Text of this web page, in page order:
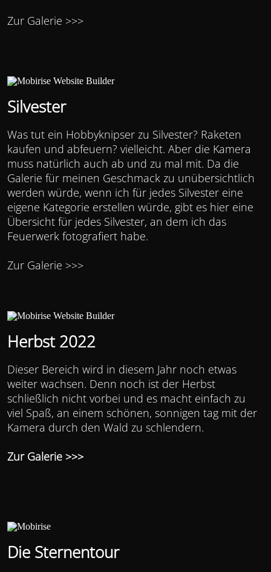
Zur Galerie >>>
Silvester
Was tut ein Hobbyknipser zu Silvester? Raketen
kaufen und abfeuern? vielleicht. Aber die Kamera
muss natürlich auch ab und zu mal mit. Da die
Galerie für meinen Geschmack zu unübersichtlich
werden würde, wenn ich für jedes Silvester eine
eigene Kategorie erstellen würde, gibt es hier eine
Übersicht für jedes Silvester, an dem ich das
Feuerwerk fotografiert habe.
Zur Galerie >>>
Herbst 2022
Dieser Bereich wird in diesem Jahr noch etwas
weiter wachsen. Denn noch ist der Herbst
schließlich nicht vorbei und es macht einfach zu
viel Spaß, an einem schönen, sonnigen tag mit der
Kamera durch den Wald zu schlendern.
Zur Galerie >>>
Die Sternentour